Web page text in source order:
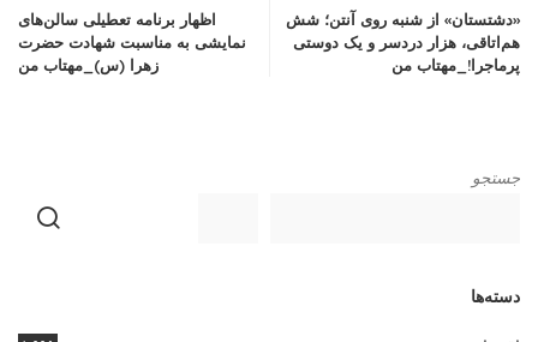
«دشتستان» از شنبه روی آنتن؛ شش
هم‌اتاقی، هزار دردسر و یک دوستی
پرماجرا!_مهتاب من
اظهار برنامه تعطیلی سالن‌های
نمایشی به مناسبت شهادت حضرت
زهرا (س)_مهتاب من
جستجو
دسته‌ها